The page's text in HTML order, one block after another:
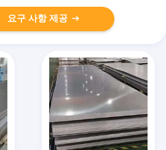
요구 사항 제공